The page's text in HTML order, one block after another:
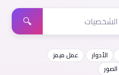
🔍
الأدوار
عمل ميمز
الصور